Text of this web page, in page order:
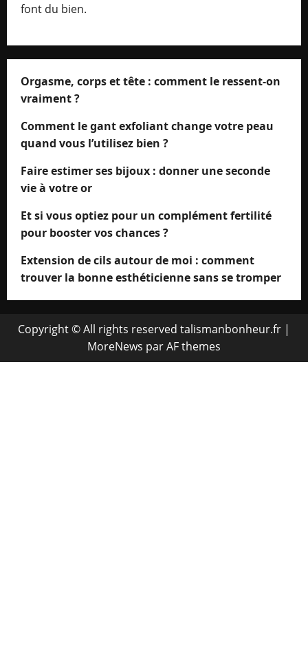
font du bien.
Orgasme, corps et tête : comment le ressent-on
vraiment ?
Comment le gant exfoliant change votre peau
quand vous l’utilisez bien ?
Faire estimer ses bijoux : donner une seconde
vie à votre or
Et si vous optiez pour un complément fertilité
pour booster vos chances ?
Extension de cils autour de moi : comment
trouver la bonne esthéticienne sans se tromper
Copyright © All rights reserved talismanbonheur.fr |
MoreNews par AF themes